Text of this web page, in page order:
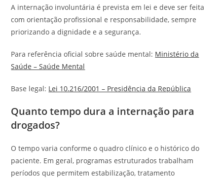
A internação involuntária é prevista em lei e deve ser feita
com orientação profissional e responsabilidade, sempre
priorizando a dignidade e a segurança.
Para referência oficial sobre saúde mental: Ministério da
Saúde – Saúde Mental
Base legal: Lei 10.216/2001 – Presidência da República
Quanto tempo dura a internação para
drogados?
O tempo varia conforme o quadro clínico e o histórico do
paciente. Em geral, programas estruturados trabalham
períodos que permitem estabilização, tratamento